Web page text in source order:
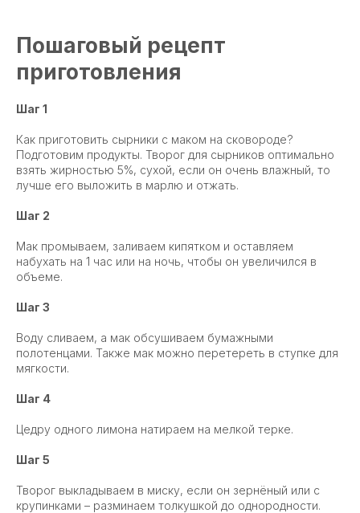
Пошаговый рецепт
приготовления
Шаг 1
Как приготовить сырники с маком на сковороде?
Подготовим продукты. Творог для сырников оптимально
взять жирностью 5%, сухой, если он очень влажный, то
лучше его выложить в марлю и отжать.
Шаг 2
Мак промываем, заливаем кипятком и оставляем
набухать на 1 час или на ночь, чтобы он увеличился в
объеме.
Шаг 3
Воду сливаем, а мак обсушиваем бумажными
полотенцами. Также мак можно перетереть в ступке для
мягкости.
Шаг 4
Цедру одного лимона натираем на мелкой терке.
Шаг 5
Творог выкладываем в миску, если он зернёный или с
крупинками – разминаем толкушкой до однородности.